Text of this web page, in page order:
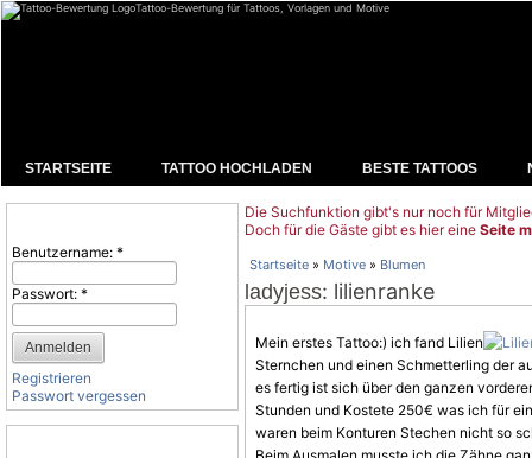
Tattoo-Bewertung für Tattoos, Vorlagen und Motive
STARTSEITE TATTOO HOCHLADEN BESTE TATTOOS
Benutzername: *
Passwort: *
Registrieren
Passwort vergessen
Die Suchfunktion gibt's nur noch für
Doch für die Gäste gibt es hier eine Seite
Startseite » Motive » Blumen
ladyjess: lilienranke
Mein erstes Tattoo:) ich fand Lilien
Sternchen und einen Schmetterling der
es fertig ist sich über den ganzen
Stunden und Kostete 250€ was ich für
waren beim Konturen Stechen nicht so